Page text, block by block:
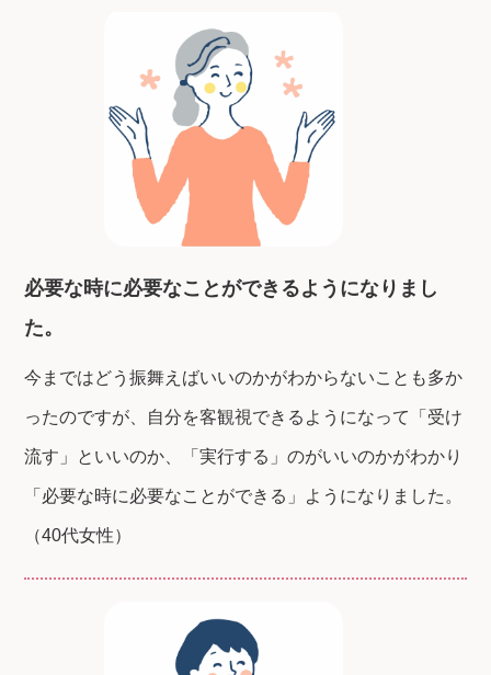
必要な時に必要なことができるようになりまし
た。
今まではどう振舞えばいいのかがわからないことも多か
ったのですが、自分を客観視できるようになって「受け
流す」といいのか、「実行する」のがいいのかがわかり
「必要な時に必要なことができる」ようになりました。
（40代女性）